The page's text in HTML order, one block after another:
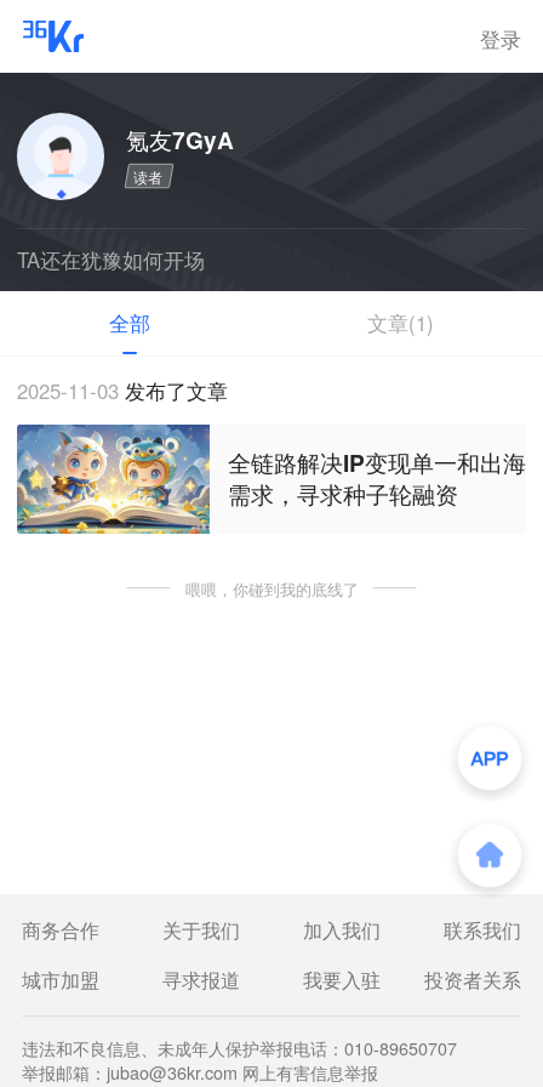
登录
氪友7GyA
读者
TA还在犹豫如何开场
全部 文章(1)
2025-11-03 发布了文章
全链路解决IP变现单一和出海
需求，寻求种子轮融资
喂喂，你碰到我的底线了
商务合作 关于我们 加入我们
联系我们
城市加盟
寻求报道 我要入驻 投资者关系
违法和不良信息、未成年人保护举报电话：010-89650707
举报邮箱：jubao@36kr.com 网上有害信息举报